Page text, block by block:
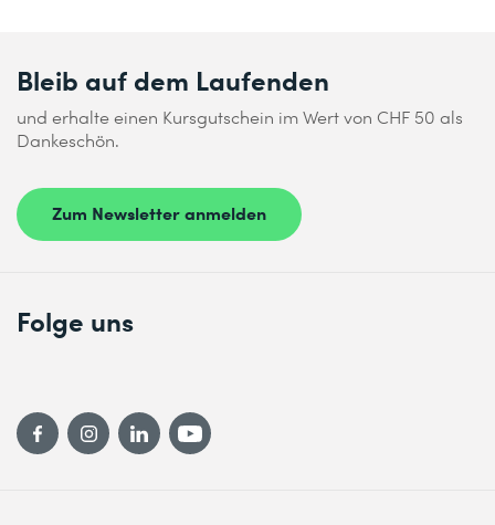
Bleib auf dem Laufenden
und erhalte einen Kursgutschein im Wert von CHF 50 als
Dankeschön.
Zum Newsletter anmelden
Folge uns